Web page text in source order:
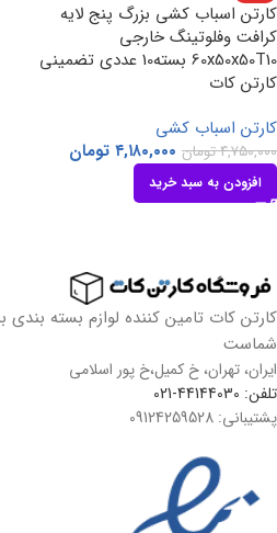
کارتن اسباب کشی بزرگ پنج لایه
کرافت وفلوتینگ خارجی
60x50x50T10 بسته10 عددی تضمینی
کارتن کات
کارتن اسباب کشی
۴,۷۵۰,۰۰۰تومان ۴,۱۸۰,۰۰۰ تومان
افزودن به سبد خرید
کارتن کات تامین کننده لوازم بسته
شماست
ایران، تهران، خ کمیل،خ پور اسلامی
تلفن: 44144030-021
پشتیبانی: 09124259528